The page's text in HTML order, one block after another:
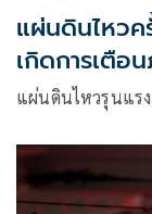
แผ่นดินไหวค
เกิดการเตือ
แผ่นดินไหวรุนแร